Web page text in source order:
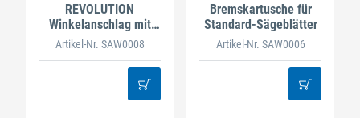
REVOLUTION
Winkelanschlag mit
Feineinstellung
Artikel-Nr. SAW0008
Bremskartusche für
Standard-Sägeblätter
Artikel-Nr. SAW0006